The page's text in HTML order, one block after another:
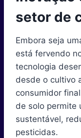
setor de
Embora seja
está fervendo
tecnologia
desde o cultivo
consumidor
de solo permite
sustentável,
pesticidas.